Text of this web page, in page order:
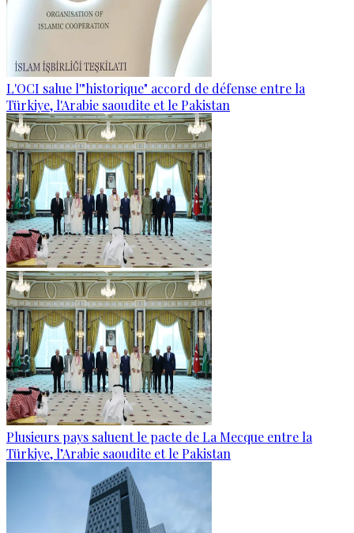
L'OCI salue l'"historique" accord de défense entre la
Türkiye, l'Arabie saoudite et le Pakistan
Plusieurs pays saluent le pacte de La Mecque entre la
Türkiye, l’Arabie saoudite et le Pakistan